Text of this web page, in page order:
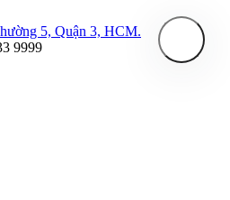
5, Quận 3, HCM.
9999